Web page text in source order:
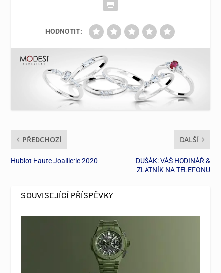
HODNOTIT:
PŘEDCHOZÍ
Hublot Haute Joaillerie 2020
DALŠÍ
DUŠÁK: VÁŠ HODINÁŘ &
ZLATNÍK NA TELEFONU
SOUVISEJÍCÍ PŘÍSPĚVKY